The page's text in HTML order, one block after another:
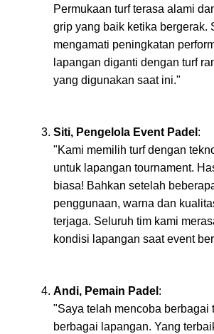
Permukaan turf terasa alami
grip yang baik ketika bergerak.
mengamati peningkatan
lapangan diganti dengan turf
yang digunakan saat ini."
Siti, Pengelola Event Padel :
"Kami memilih turf dengan
untuk lapangan tournament.
biasa! Bahkan setelah
penggunaan, warna dan
terjaga. Seluruh tim kami
kondisi lapangan saat event
Andi, Pemain Padel :
"Saya telah mencoba berbagai
berbagai lapangan. Yang